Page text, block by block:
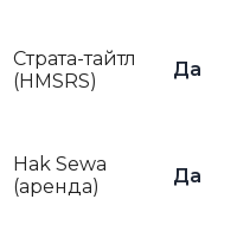
Страта-тайтл
(HMSRS)
Да
Hak Sewa
(аренда)
Да